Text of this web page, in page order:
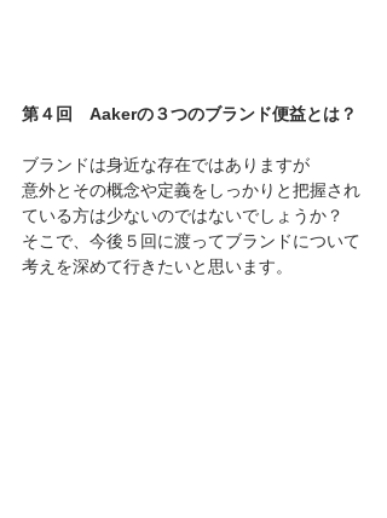
第４回　Aakerの３つのブランド便益とは？
ブランドは身近な存在ではありますが
意外とその概念や定義をしっかりと把握され
ている方は少ないのではないでしょうか？
そこで、今後５回に渡ってブランドについて
考えを深めて行きたいと思います。